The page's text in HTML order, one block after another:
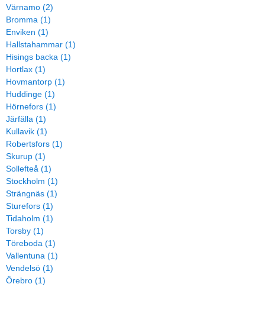
Värnamo (2)
Bromma (1)
Enviken (1)
Hallstahammar (1)
Hisings backa (1)
Hortlax (1)
Hovmantorp (1)
Huddinge (1)
Hörnefors (1)
Järfälla (1)
Kullavik (1)
Robertsfors (1)
Skurup (1)
Sollefteå (1)
Stockholm (1)
Strängnäs (1)
Sturefors (1)
Tidaholm (1)
Torsby (1)
Töreboda (1)
Vallentuna (1)
Vendelsö (1)
Örebro (1)